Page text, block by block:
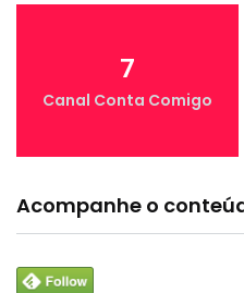
7
Canal Conta Comigo
Acompanhe o